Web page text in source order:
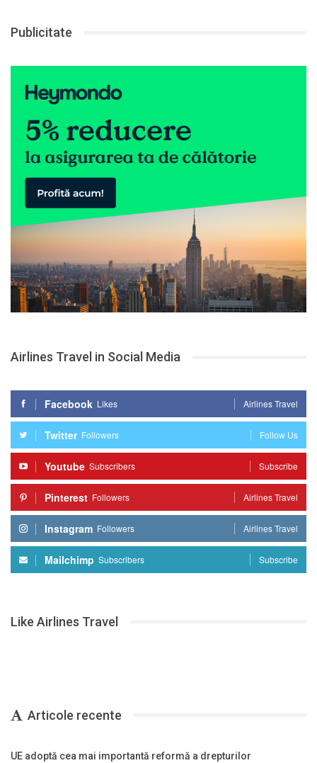
Publicitate
Airlines Travel in Social Media
Facebook Likes Airlines Travel
Twitter Followers Follow Us
Youtube Subscribers Subscribe
Pinterest Followers Airlines Travel
Instagram Followers Airlines Travel
Mailchimp Subscribers Subscribe
Like Airlines Travel
Articole recente
UE adoptă cea mai importantă reformă a drepturilor